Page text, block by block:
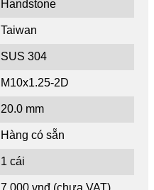
Handstone
Taiwan
SUS 304
M10x1.25-2D
20.0 mm
Hàng có sẵn
1 cái
7.000 vnđ (chưa VAT)